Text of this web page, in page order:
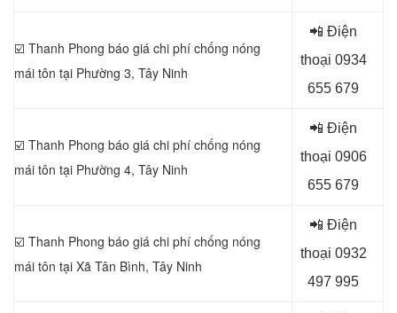
☑️ Thanh Phong báo giá chi phí chống nóng
mái tôn tại Phường 3, Tây Ninh
📲 Điện
thoại 0934
655 679
☑️ Thanh Phong báo giá chi phí chống nóng
mái tôn tại Phường 4, Tây Ninh
📲 Điện
thoại 0906
655 679
☑️ Thanh Phong báo giá chi phí chống nóng
mái tôn tại Xã Tân Bình, Tây Ninh
📲 Điện
thoại 0932
497 995